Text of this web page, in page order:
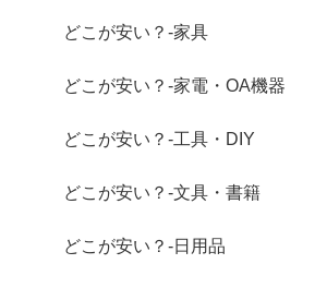
どこが安い？-家具
どこが安い？-家電・OA機器
どこが安い？-工具・DIY
どこが安い？-文具・書籍
どこが安い？-日用品